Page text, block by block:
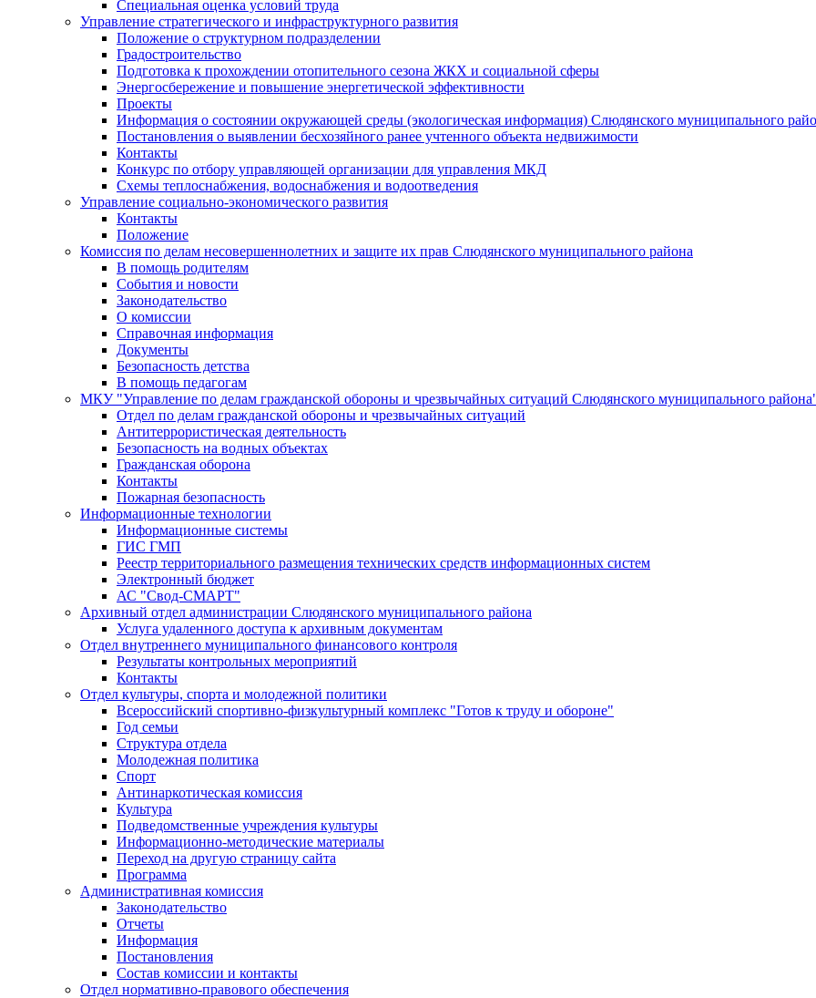
Специальная оценка условий труда
Управление стратегического и инфраструктурного развития
Положение о структурном подразделении
Градостроительство
Подготовка к прохождении отопительного сезона ЖКХ и социальной сферы
Энергосбережение и повышение энергетической эффективности
Проекты
Информация о состоянии окружающей среды (экологическая информация) Слюдянского муниципального
Постановления о выявлении бесхозяйного ранее учтенного объекта недвижимости
Контакты
Конкурс по отбору управляющей организации для управления МКД
Схемы теплоснабжения, водоснабжения и водоотведения
Управление социально-экономического развития
Контакты
Положение
Комиссия по делам несовершеннолетних и защите их прав Слюдянского муниципального района
В помощь родителям
События и новости
Законодательство
О комиссии
Справочная информация
Документы
Безопасность детства
В помощь педагогам
МКУ "Управление по делам гражданской обороны и чрезвычайных ситуаций Слюдянского муниципального
Отдел по делам гражданской обороны и чрезвычайных ситуаций
Антитеррористическая деятельность
Безопасность на водных объектах
Гражданская оборона
Контакты
Пожарная безопасность
Информационные технологии
Информационные системы
ГИС ГМП
Реестр территориального размещения технических средств информационных систем
Электронный бюджет
АС "Свод-СМАРТ"
Архивный отдел администрации Слюдянского муниципального района
Услуга удаленного доступа к архивным документам
Отдел внутреннего муниципального финансового контроля
Результаты контрольных мероприятий
Контакты
Отдел культуры, спорта и молодежной политики
Всероссийский спортивно-физкультурный комплекс "Готов к труду и обороне"
Год семьи
Структура отдела
Молодежная политика
Спорт
Антинаркотическая комиссия
Культура
Подведомственные учреждения культуры
Информационно-методические материалы
Переход на другую страницу сайта
Программа
Административная комиссия
Законодательство
Отчеты
Информация
Постановления
Состав комиссии и контакты
Отдел нормативно-правового обеспечения